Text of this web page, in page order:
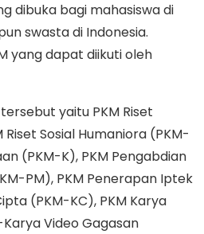
dibuka bagi mahasiswa di
swasta di Indonesia.
yang dapat diikuti oleh
yaitu PKM Riset
Riset Sosial Humaniora (PKM-
(PKM-K), PKM Pengabdian
PM), PKM Penerapan Iptek
(PKM-KC), PKM Karya
Video Gagasan